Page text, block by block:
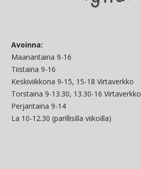
Avoinna:
Maanantaina 9-16
Tiistaina 9-16
Keskiviikkona 9-15, 15-18 Virtaverkko
Torstaina 9-13.30, 13.30-16 Virtaverkko
Perjantaina 9-14
La 10-12.30 (parillisilla viikoilla)